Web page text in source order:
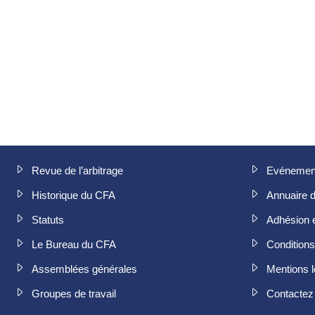
Revue de l’arbitrage
Historique du CFA
Statuts
Le Bureau du CFA
Assemblées générales
Groupes de travail
Annuaire
Adhésion
Mentions